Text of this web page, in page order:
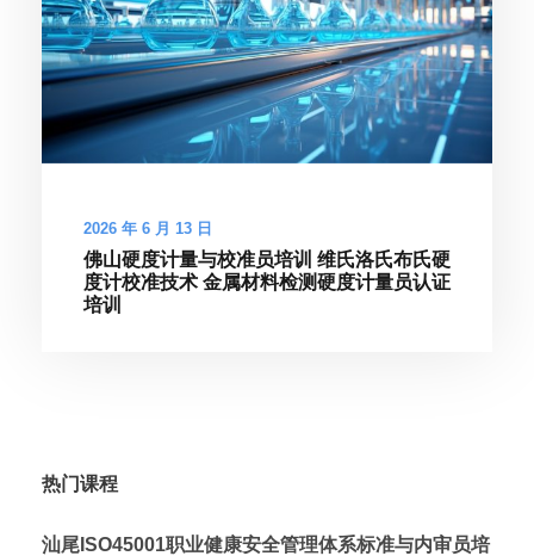
2026 年 6 月 13 日
佛山硬度计量与校准员培训 维氏洛氏布氏硬
度计校准技术 金属材料检测硬度计量员认证
培训
热门课程
汕尾ISO45001职业健康安全管理体系标准与内审员培